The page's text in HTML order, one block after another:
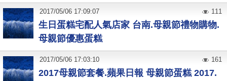
生日蛋糕宅配人氣店家 台南.母親節禮物購物.
母親節優惠蛋糕
2017/05/06 17:09:07 111
2017母親節套餐.蘋果日報 母親節蛋糕 2017.
2017/05/06 17:03:10 161